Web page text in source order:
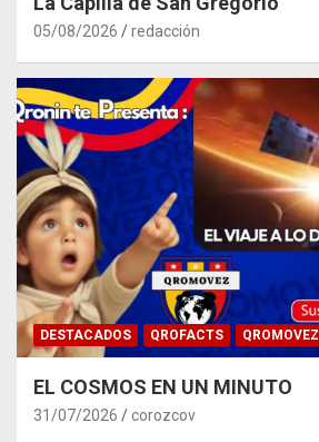
05/08/2026 redacción
DESTACADOS QROFACTS QROMOVEZ
EL COSMOS EN UN MINUTO
31/07/2026 corozcov